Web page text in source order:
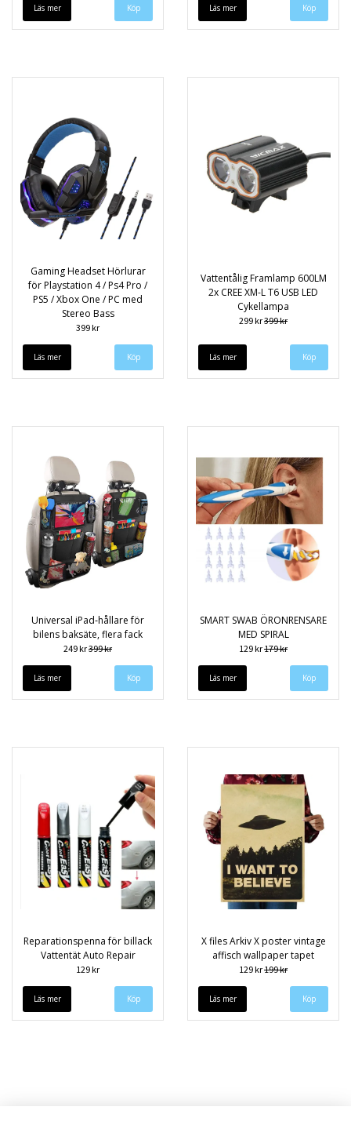
Läs mer Köp Läs mer Köp
Gaming Headset Hörlurar
för Playstation 4 / Ps4 Pro /
PS5 / Xbox One / PC med
Stereo Bass
399 kr
Läs mer Köp
Vattentålig Framlamp 600LM
2x CREE XM-L T6 USB LED
Cykellampa
299 kr399 kr
Läs mer
Universal iPad‑hållare för
bilens baksäte, flera fack
249 kr399 kr
Läs mer Köp
SMART SWAB ÖRONRENSARE
MED SPIRAL
129 kr179 kr
Läs mer
Reparationspenna för billack
Vattentät Auto Repair
129 kr
Läs mer Köp
X files Arkiv X poster vintage
affisch wallpaper tapet
129 kr199 kr
Läs mer